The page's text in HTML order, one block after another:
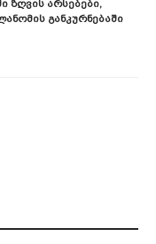
Ზღვის Არსებები,
Განკურნებაში